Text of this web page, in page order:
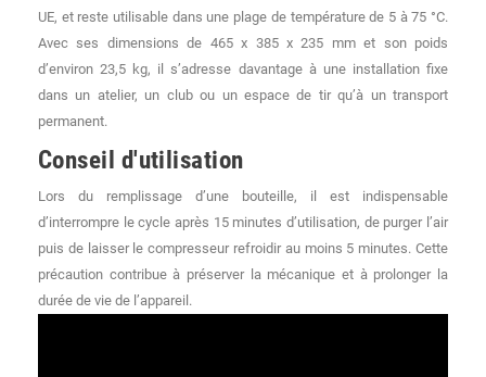
UE, et reste utilisable dans une plage de température de 5 à 75 °C.
Avec ses dimensions de 465 x 385 x 235 mm et son poids
d’environ 23,5 kg, il s’adresse davantage à une installation fixe
dans un atelier, un club ou un espace de tir qu’à un transport
permanent.
Conseil d'utilisation
Lors du remplissage d’une bouteille, il est indispensable
d’interrompre le cycle après 15 minutes d’utilisation, de purger l’air
puis de laisser le compresseur refroidir au moins 5 minutes. Cette
précaution contribue à préserver la mécanique et à prolonger la
durée de vie de l’appareil.